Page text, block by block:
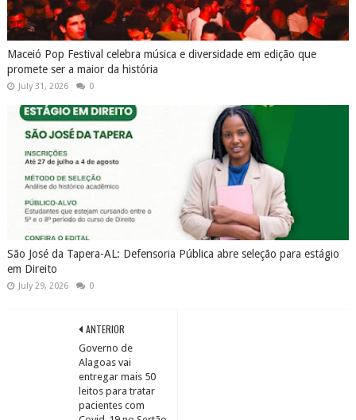
Maceió Pop Festival celebra música e diversidade em edição que
promete ser a maior da história
July 31, 2026 0
São José da Tapera-AL: Defensoria Pública abre seleção para estágio
em Direito
July 29, 2026 0
ANTERIOR
Governo de
Alagoas vai
entregar mais 50
leitos para tratar
pacientes com